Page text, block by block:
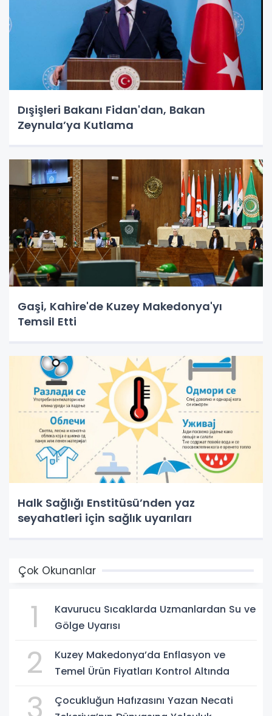
Dışişleri Bakanı Fidan'dan, Bakan
Zeynula’ya Kutlama
Gaşi, Kahire'de Kuzey Makedonya'yı
Temsil Etti
Halk Sağlığı Enstitüsü’nden yaz
seyahatleri için sağlık uyarıları
Çok Okunanlar
1
Kavurucu Sıcaklarda Uzmanlardan Su ve
Gölge Uyarısı
2
Kuzey Makedonya’da Enflasyon ve
Temel Ürün Fiyatları Kontrol Altında
Çocukluğun Hafızasını Yazan Necati